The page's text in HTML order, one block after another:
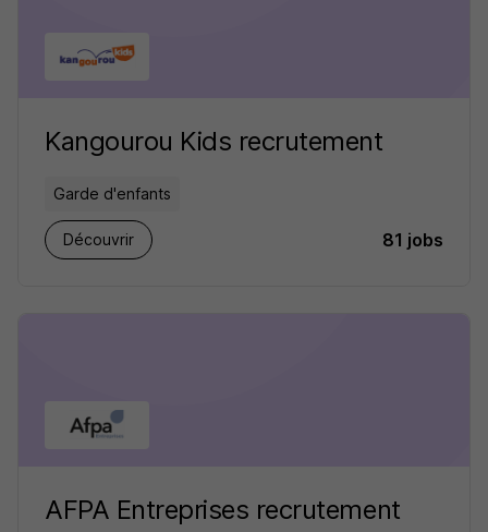
Kangourou Kids recrutement
Garde d'enfants
Découvrir 81 jobs
AFPA Entreprises recrutement